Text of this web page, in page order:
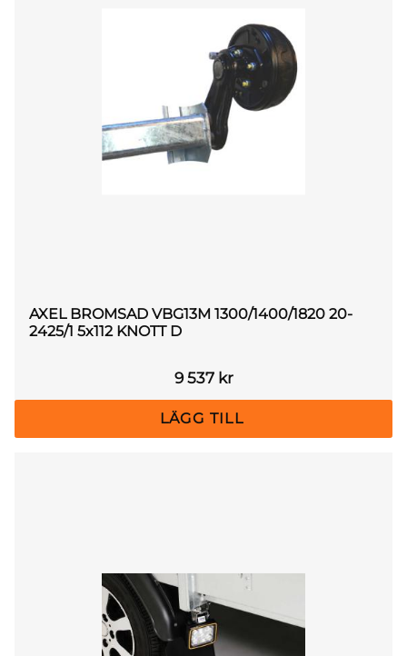
AXEL BROMSAD VBG13M 1300/1400/1820 20-
2425/1 5x112 KNOTT D
9 537kr